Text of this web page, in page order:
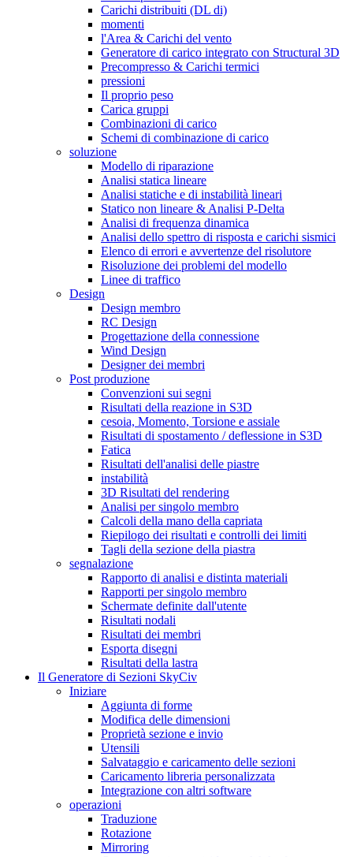
Carichi distribuiti (DL di)
momenti
l'Area & Carichi del vento
Generatore di carico integrato con Structural 3D
Precompresso & Carichi termici
pressioni
Il proprio peso
Carica gruppi
Combinazioni di carico
Schemi di combinazione di carico
soluzione
Modello di riparazione
Analisi statica lineare
Analisi statiche e di instabilità lineari
Statico non lineare & Analisi P-Delta
Analisi di frequenza dinamica
Analisi dello spettro di risposta e carichi sismici
Elenco di errori e avvertenze del risolutore
Risoluzione dei problemi del modello
Linee di traffico
Design
Design membro
RC Design
Progettazione della connessione
Wind Design
Designer dei membri
Post produzione
Convenzioni sui segni
Risultati della reazione in S3D
cesoia, Momento, Torsione e assiale
Risultati di spostamento / deflessione in S3D
Fatica
Risultati dell'analisi delle piastre
instabilità
3D Risultati del rendering
Analisi per singolo membro
Calcoli della mano della capriata
Riepilogo dei risultati e controlli dei limiti
Tagli della sezione della piastra
segnalazione
Rapporto di analisi e distinta materiali
Rapporti per singolo membro
Schermate definite dall'utente
Risultati nodali
Risultati dei membri
Esporta disegni
Risultati della lastra
Il Generatore di Sezioni SkyCiv
Iniziare
Aggiunta di forme
Modifica delle dimensioni
Proprietà sezione e invio
Utensili
Salvataggio e caricamento delle sezioni
Caricamento libreria personalizzata
Integrazione con altri software
operazioni
Traduzione
Rotazione
Mirroring